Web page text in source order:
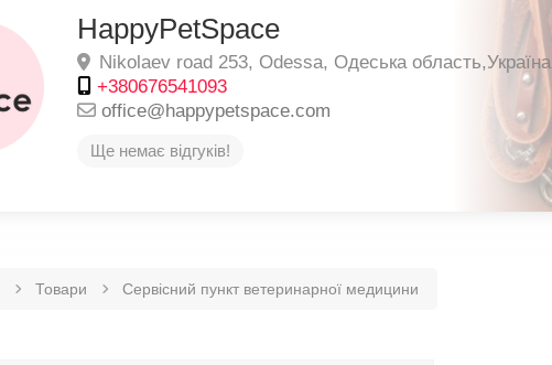
HappyPetSpace
Nikolaev road 253, Odessa, Одеська область,Україна
+380676541093
office@happypetspace.com
Ще немає відгуків!
Товари Сервісний пункт ветеринарної медицини